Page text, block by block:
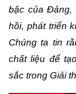
bậc của Đảng,
hồi, phát triển
Chúng ta tin
chất liệu để
sắc trong Giải